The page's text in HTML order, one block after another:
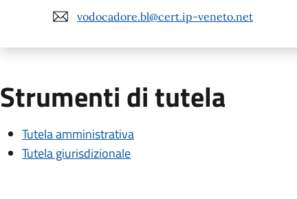
vodocadore.bl@cert.ip-veneto.net
Strumenti di tutela
Tutela amministrativa
Tutela giurisdizionale